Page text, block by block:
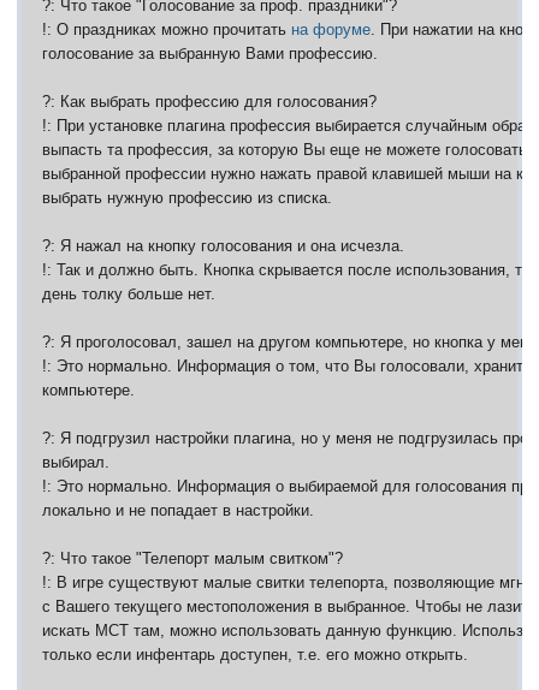
?: Что такое "Голосование за проф. праздники"?
!: О праздниках можно прочитать на форуме. При нажатии на
голосование за выбранную Вами профессию.
?: Как выбрать профессию для голосования?
!: При установке плагина профессия выбирается случайным
выпасть та профессия, за которую Вы еще не можете голосовать.
выбранной профессии нужно нажать правой клавишей мыши на
выбрать нужную профессию из списка.
?: Я нажал на кнопку голосования и она исчезла.
!: Так и должно быть. Кнопка скрывается после использования,
день толку больше нет.
?: Я проголосовал, зашел на другом компьютере, но кнопка у
!: Это нормально. Информация о том, что Вы голосовали,
компьютере.
?: Я подгрузил настройки плагина, но у меня не подгрузилась
выбирал.
!: Это нормально. Информация о выбираемой для голосования
локально и не попадает в настройки.
?: Что такое "Телепорт малым свитком"?
!: В игре существуют малые свитки телепорта, позволяющие
с Вашего текущего местоположения в выбранное. Чтобы не
искать МСТ там, можно использовать данную функцию.
только если инфентарь доступен, т.е. его можно открыть.